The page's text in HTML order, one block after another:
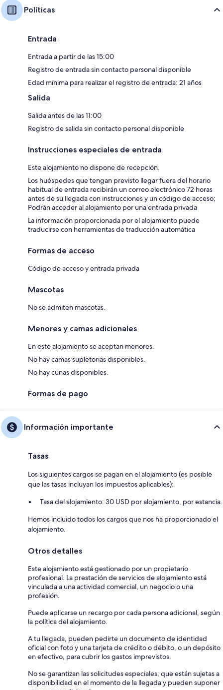
Políticas
Entrada
Entrada a partir de las 15:00
Registro de entrada sin contacto personal disponible
Edad mínima para realizar el registro de entrada: 21 años
Salida
Salida antes de las 11:00
Registro de salida sin contacto personal disponible
Instrucciones especiales de entrada
Este alojamiento no dispone de recepción.
Los huéspedes que tengan previsto llegar fuera del horario
habitual de entrada recibirán un correo electrónico 72 horas
antes de su llegada con instrucciones y un código de acceso;
Podrán acceder al alojamiento por una entrada privada
La información proporcionada por el alojamiento puede
traducirse con herramientas de traducción automática
Formas de acceso
Código de acceso y entrada privada
Mascotas
No se admiten mascotas.
Menores y camas adicionales
En este alojamiento se aceptan menores.
No hay camas supletorias disponibles.
No hay cunas disponibles.
Formas de pago
Información importante
Tasas
Los siguientes cargos se pagan en el alojamiento (es posible
que las tasas incluyan los impuestos aplicables):
Tasa del alojamiento: 30 USD por alojamiento, por estancia.
Hemos incluido todos los cargos que nos ha proporcionado el
alojamiento.
Otros detalles
Este alojamiento está gestionado por un propietario
profesional. La prestación de servicios de alojamiento está
vinculada a una actividad comercial, un negocio o una
profesión.
Puede aplicarse un recargo por cada persona adicional, según
la política del alojamiento.
A tu llegada, pueden pedirte un documento de identidad
oficial con foto y una tarjeta de crédito o débito, o un depósito
en efectivo, para cubrir los gastos imprevistos.
No se garantizan las solicitudes especiales, que están sujetas a
disponibilidad en el momento de la llegada y pueden suponer